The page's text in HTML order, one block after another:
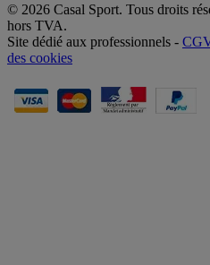
© 2026 Casal Sport. Tous droits
hors TVA.
Site dédié aux professionnels -
des cookies